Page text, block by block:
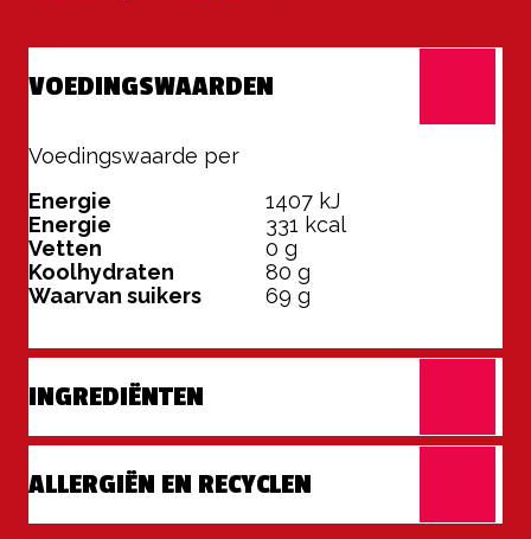
VOEDINGSWAARDEN
Voedingswaarde per
Energie 1407 kJ
Energie
331 kcal
Vetten
0 g
Koolhydraten
80 g
Waarvan suikers
69 g
INGREDIËNTEN
ALLERGIËN EN RECYCLEN